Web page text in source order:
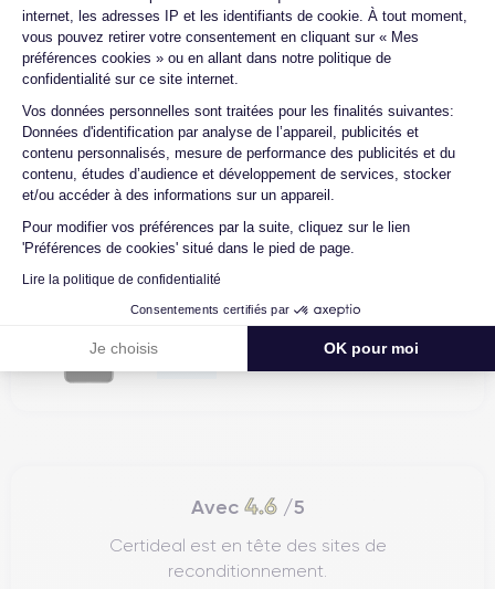
internet, les adresses IP et les identifiants de cookie. À tout moment,
vous pouvez retirer votre consentement en cliquant sur « Mes
préférences cookies » ou en allant dans notre politique de
confidentialité sur ce site internet.
Vos données personnelles sont traitées pour les finalités suivantes:
Données d'identification par analyse de l’appareil, publicités et
contenu personnalisés, mesure de performance des publicités et du
contenu, études d’audience et développement de services, stocker
et/ou accéder à des informations sur un appareil.
Pour modifier vos préférences par la suite, cliquez sur le lien
'Préférences de cookies' situé dans le pied de page.
Lire la politique de confidentialité
Consentements certifiés par
Je choisis OK pour moi
Axeptio consent
Neuf
Pack Changement Écran et...
169,00 €
Neuf
Avec 4.6/5
Certideal est en tête des sites de
reconditionnement.